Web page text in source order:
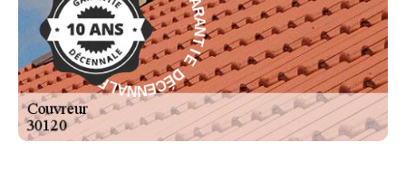
G
A
R
A
N
T
E
D T
I
E
D
É
C
E
N
N
A
L
E
-